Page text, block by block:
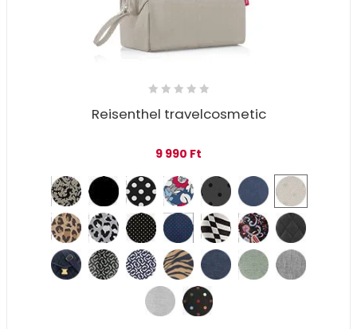
Reisenthel travelcosmetic
9 990 Ft